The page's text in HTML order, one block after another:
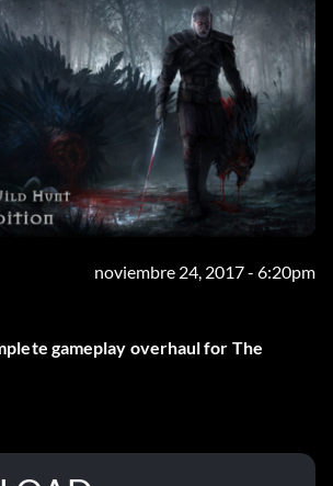
noviembre 24, 2017 - 6:20pm
gameplay overhaul for The